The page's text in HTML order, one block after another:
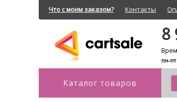
Что с моим заказом? Контакты
8
пн-пт
Каталог товаров